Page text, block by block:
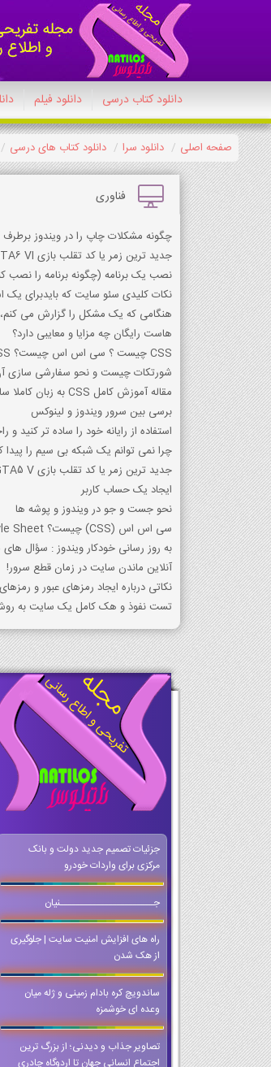
دانلود کتاب درسی دانلود فیلم
صفحه اصلی دانلود سرا دانلود کتاب های درسی
فناوری
چگونه مشکلات چاپ را در ویندوز برطرف
جدید ترین زمر یا کد تقلب بازی GTA6 VI برای کامپیوتر
نصب یک برنامه (چگونه برنامه را نصب
نکات کلیدی سئو سایت که بایدبرای یک
هنگامی که یک مشکل را گزارش می
هاست رایگان چه مزایا و معایبی دارد؟
CSS چیست ؟ سی اس اس چیست؟ CSS یعنی چه؟
شورتکات چیست و نحو سفارشی سازی
مقاله آموزش کامل CSS به زبان کاملا ساده
برسی بین سرور ویندوز و لینوکس
استفاده از رایانه خود را ساده تر کنید و
چرا نمی توانم یک شبکه بی سیم را پیدا
جدید ترین زمر یا کد تقلب بازی GTA5 V برای PS3
ایجاد یک حساب کاربر
نحو جست و جو در ویندوز و پوشه ها
سی اس اس (CSS) چیست؟ Cascading Style Sheet
به روز رسانی خودکار ویندوز : سؤال های
آنلاین ماندن سایت در زمان قطع سرور!
نکاتی درباره ایجاد رمزهای عبور و
تست نفوذ و هک کامل یک سایت به
جزئیات تصمیم جدید دولت و بانک
مرکزی برای واردات خودرو
جـــــــــــــــــــــــنیان
راه های افزایش امنیت سایت | جلوگیری
از هک شدن
ساندویچ کره بادام زمینی و ژله میان
وعده ای خوشمزه
تصاویر جذاب و دیدنی؛ از بزرگ ترین
اجتماع انسانی جهان تا اردوگاه چادری